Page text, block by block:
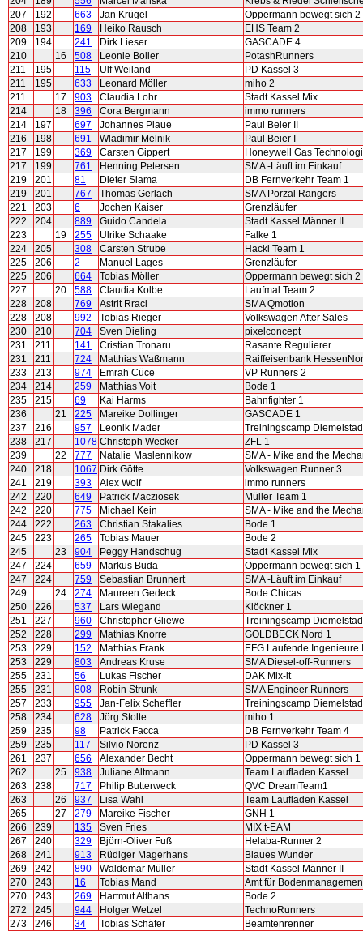
207
192 663 Jan Krügel
Oppermann bewegt sich 2
208
193 169 Heiko Rausch
EHS Team 2
209
194 241 Dirk Lieser
GASCADE 4
210
16 508 Leonie Boller
PotashRunners
211
195 115 Ulf Weiland
PD Kassel 3
211
195 633 Leonard Möller
miho 2
211
17 903 Claudia Lohr
Stadt Kassel Mix
214
18 396 Cora Bergmann
immo runners
214
197 697 Johannes Plaue
Paul Beier II
216
198 691 Wladimir Melnik
Paul Beier I
217
199 369 Carsten Gippert
Honeywell Gas
217
199 761 Henning Petersen
SMA -Läuft im Einkauf
219
201 81 Dieter Slama
DB Fernverkehr Team 1
219
201 767 Thomas Gerlach
SMA Porzal Rangers
221
203 6 Jochen Kaiser
Grenzläufer
222
204 889 Guido Candela
Stadt Kassel Männer II
223
19 255 Ulrike Schaake
Falke 1
224
205 308 Carsten Strube
Hacki Team 1
225
206 2 Manuel Lages
Grenzläufer
225
206 664 Tobias Möller
Oppermann bewegt sich 2
227
20 588 Claudia Kolbe
Laufmal Team 2
228
208 769 Astrit Rraci
SMA Qmotion
228
208 992 Tobias Rieger
Volkswagen After Sales
230
210 704 Sven Dieling
pixelconcept
231
211 141 Cristian Tronaru
Rasante Regulierer
231
211 724 Matthias Waßmann
Raiffeisenbank
233
213 974 Emrah Cüce
VP Runners 2
234
214 259 Matthias Voit
Bode 1
235
215 69 Kai Harms
Bahnfighter 1
236
21 225 Mareike Dollinger
GASCADE 1
237
216 957 Leonik Mader
Treiningscamp
238
217 1078 Christoph Wecker
ZFL 1
239
22 777 Natalie Maslennikow
SMA - Mike and the
240
218 1067 Dirk Götte
Volkswagen Runner 3
241
219 393 Alex Wolf
immo runners
242
220 649 Patrick Macziosek
Müller Team 1
242
220 775 Michael Kein
SMA - Mike and the
244
222 263 Christian Stakalies
Bode 1
245
223 265 Tobias Mauer
Bode 2
245
23 904 Peggy Handschug
Stadt Kassel Mix
247
224 659 Markus Buda
Oppermann bewegt sich 1
247
224 759 Sebastian Brunnert
SMA -Läuft im Einkauf
249
24 274 Maureen Gedeck
Bode Chicas
250
226 537 Lars Wiegand
Klöckner 1
251
227 960 Christopher Gliewe
Treiningscamp
252
228 299 Mathias Knorre
GOLDBECK Nord 1
253
229 152 Matthias Frank
EFG Laufende Ingenieure
253
229 803 Andreas Kruse
SMA Diesel-off-Runners
255
231 56 Lukas Fischer
DAK Mix-it
255
231 808 Robin Strunk
SMA Engineer Runners
257
233 955 Jan-Felix Scheffler
Treiningscamp
258
234 628 Jörg Stolte
miho 1
259
235 98 Patrick Facca
DB Fernverkehr Team 4
259
235 117 Silvio Norenz
PD Kassel 3
261
237 656 Alexander Becht
Oppermann bewegt sich 1
262
25 938 Juliane Altmann
Team Laufladen Kassel
263
238 717 Philip Butterweck
QVC DreamTeam1
263
26 937 Lisa Wahl
Team Laufladen Kassel
265
27 279 Mareike Fischer
GNH 1
266
239 135 Sven Fries
MIX t-EAM
267
240 329 Björn-Oliver Fuß
Helaba-Runner 2
268
241 913 Rüdiger Magerhans
Blaues Wunder
269
242 890 Waldemar Müller
Stadt Kassel Männer II
270
243 16 Tobias Mand
Amt für
270
243 269 Hartmut Althans
Bode 2
272
245 944 Holger Wetzel
TechnoRunners
273
246 34 Tobias Schäfer
Beamtenrenner